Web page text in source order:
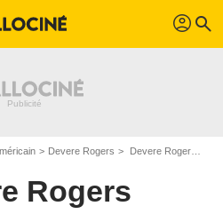
profil search
Devere Rogers Devere Rogers : ses Blu-Ray, DVD, VOD, SVOD
Rogers